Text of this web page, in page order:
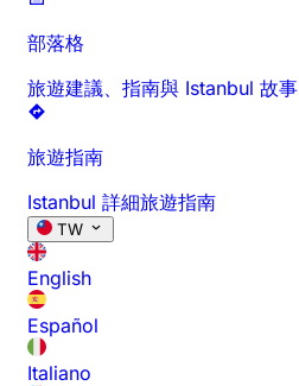
部落格
旅遊建議、指南與 Istanbul 故事
旅遊指南
Istanbul 詳細旅遊指南
TW
English
Español
Italiano